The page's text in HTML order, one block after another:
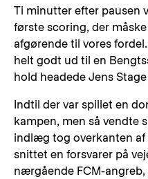
Ti minutter efter pausen
første scoring, der
afgørende til vores
helt godt ud til en
hold headede Jens
Indtil der var spillet en
kampen, men så vendte
indlæg tog overkanten af
snittet en forsvarer på
nærgående FCM-